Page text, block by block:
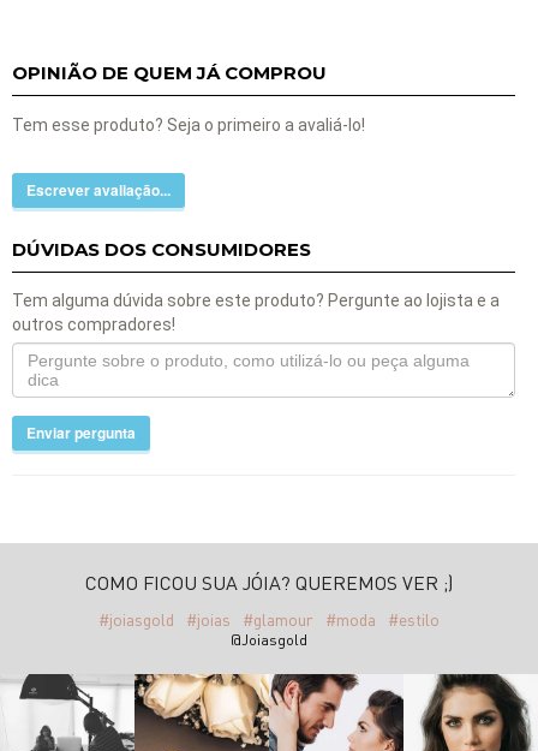
OPINIÃO DE QUEM JÁ COMPROU
Tem esse produto? Seja o primeiro a avaliá-lo!
Escrever avaliação...
DÚVIDAS DOS CONSUMIDORES
Tem alguma dúvida sobre este produto? Pergunte ao lojista e a
outros compradores!
Enviar pergunta
COMO FICOU SUA JÓIA? QUEREMOS VER ;)
#joiasgold #joias #glamour #moda #estilo
@Joiasgold